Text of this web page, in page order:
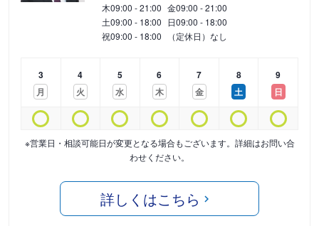
木09:00 - 21:00 金09:00 - 21:00
土09:00 - 18:00 日09:00 - 18:00
祝09:00 - 18:00 （定休日）なし
3
月
4
火
5
水
6
木
7
金
8
土
9
日
※営業日・相談可能日が変更となる場合もございます。詳細はお問い合
わせください。
詳しくはこちら